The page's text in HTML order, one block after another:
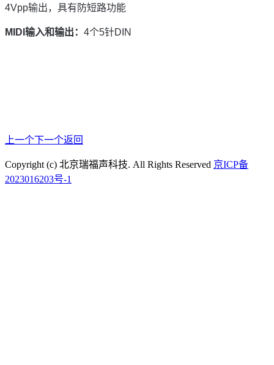
4Vpp输出，具有防短路功能
MIDI 输入和输出： 4个5针DIN
上一个下一个返回
Copyright (c) 北京瑞福声科技. All Rights Reserved 京ICP备
2023016203号-1